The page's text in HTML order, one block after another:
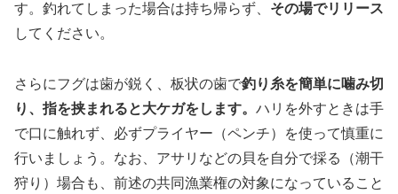
す。釣れてしまった場合は持ち帰らず、 その場でリリース
してください。
さらにフグは歯が鋭く、板状の歯で釣り糸を簡単に噛み切
り、指を挟まれると大ケガをします。 ハリを外すときは手
で口に触れず、必ずプライヤー（ペンチ）を使って慎重に
行いましょう。なお、アサリなどの貝を自分で採る（潮干
狩り）場合も、前述の共同漁業権の対象になっていること